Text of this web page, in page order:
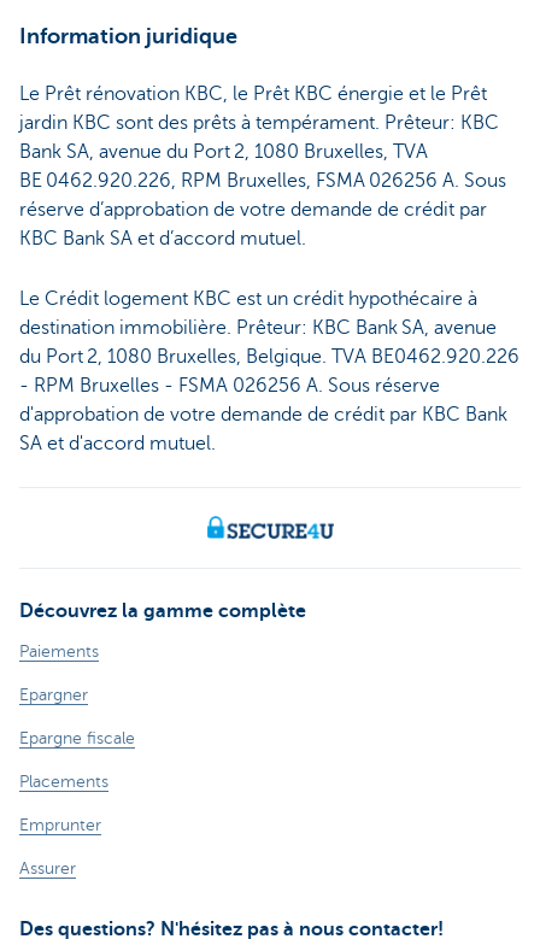
Information juridique
Le Prêt rénovation KBC, le Prêt KBC énergie et le Prêt
jardin KBC sont des prêts à tempérament. Prêteur: KBC
Bank SA, avenue du Port 2, 1080 Bruxelles, TVA
BE 0462.920.226, RPM Bruxelles, FSMA 026256 A. Sous
réserve d’approbation de votre demande de crédit par
KBC Bank SA et d’accord mutuel.
Le Crédit logement KBC est un crédit hypothécaire à
destination immobilière. Prêteur: KBC Bank SA, avenue
du Port 2, 1080 Bruxelles, Belgique. TVA BE0462.920.226
- RPM Bruxelles - FSMA 026256 A. Sous réserve
d'approbation de votre demande de crédit par KBC Bank
SA et d'accord mutuel.
Découvrez la gamme complète
Paiements
Epargner
Epargne fiscale
Placements
Emprunter
Assurer
Des questions? N'hésitez pas à nous contacter!